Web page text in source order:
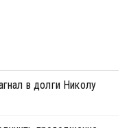
в долги Николу